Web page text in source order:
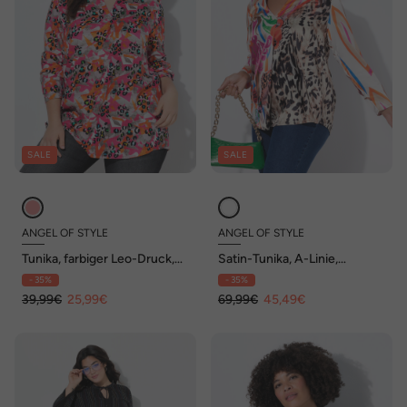
SALE
ANGEL OF STYLE
Tunika, farbiger Leo-Druck,
Langarm
- 35%
39,99€ 25,99€
SALE
ANGEL OF STYLE
Satin-Tunika, A-Linie,
Alloverdruck, Langarm
- 35%
69,99€ 45,49€